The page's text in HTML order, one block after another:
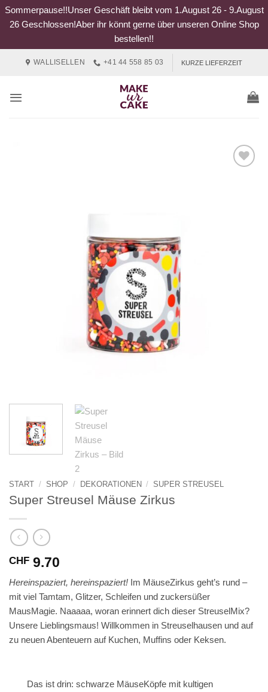
Sommerpause!!Unser Geschäft bleibt vom 1.August 26 - 9.August
26 Geschlossen!Aber ihr könnt gerne über unseren Online Shop
bestellen!!
WALLISELLEN +41 44 558 85 03 KURZE LIEFERZEIT
START / SHOP / DEKORATIONEN / SUPER STREUSEL
Super Streusel Mäuse Zirkus
CHF 9.70
Hereinspaziert, hereinspaziert! Im MäuseZirkus geht’s rund –
mit viel Tamtam, Glitzer, Schleifen und zuckersüßer
MausMagie. Naaaaa, woran erinnert dich dieser StreuselMix?
Unsere Lieblingsmaus! Willkommen in Streuselhausen und auf
zu neuen Abenteuern auf Kuchen, Muffins oder Keksen.
Das ist drin: schwarze MäuseKöpfe mit kultigen